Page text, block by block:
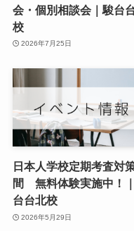
会・個別相談会｜駿台
校
2026年7月25日
日本人学校定期考査対
間 無料体験実施中！
台台北校
2026年5月29日